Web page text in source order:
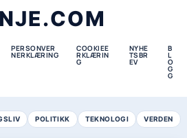
PERSONVER
NERKLÆRING
COOKIEE
RKLÆRIN
G
NYHE
TSBR
EV
B
L
O
G
G
POLITIKK TEKNOLOGI VERDEN